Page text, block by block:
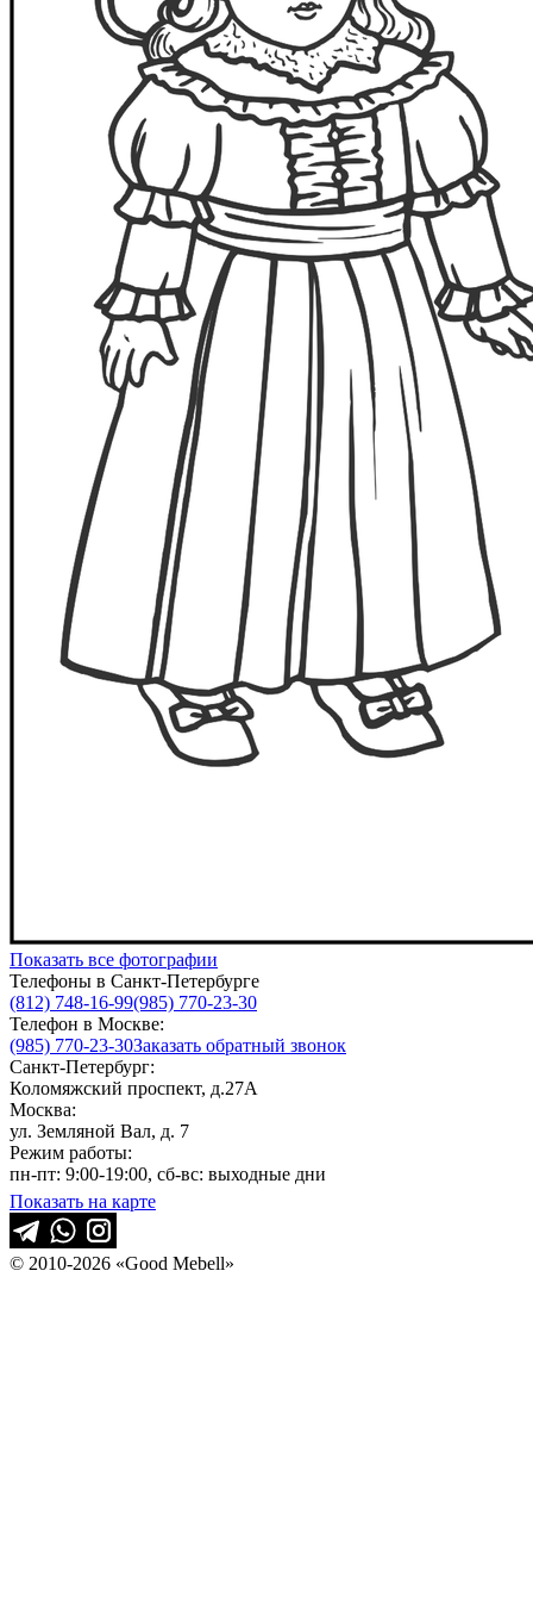
Показать все фотографии
Телефоны в Санкт-Петербурге
(812) 748-16-99(985) 770-23-30
Телефон в Москве:
(985) 770-23-30Заказать обратный звонок
Санкт-Петербург:
Коломяжский проспект, д.27А
Москва:
ул. Земляной Вал, д. 7
Режим работы:
пн-пт: 9:00-19:00, сб-вс: выходные дни
Показать на карте
© 2010-2026 «Good Mebell»